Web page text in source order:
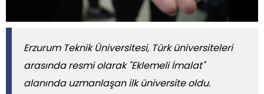
Erzurum Teknik Üniversitesi, Türk üniversiteleri
arasında resmi olarak "Eklemeli İmalat"
alanında uzmanlaşan ilk üniversite oldu.